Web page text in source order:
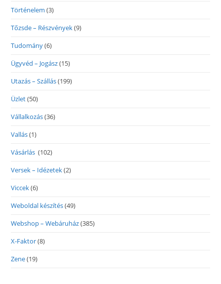
Történelem (3)
Tőzsde – Részvények(9)
Tudomány(6)
Ügyvéd – Jogász(15)
Utazás – Szállás(199)
Üzlet(50)
Vállalkozás(36)
Vallás(1)
Vásárlás (102)
Versek – Idézetek(2)
Viccek(6)
Weboldal készítés(49)
Webshop – Webáruház(385)
X-Faktor(8)
Zene(19)